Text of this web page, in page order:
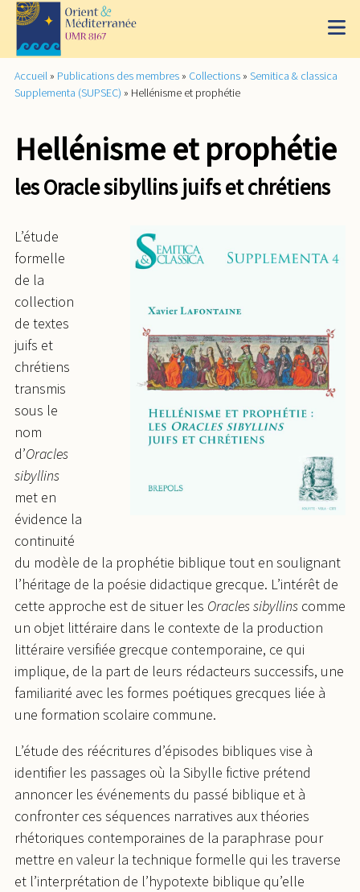
Accueil » Publications des membres » Collections » Semitica & classica
Supplementa (SUPSEC) » Hellénisme et prophétie
Hellénisme et prophétie
les Oracle sibyllins juifs et chrétiens
L’étude
formelle
de la
collection
de textes
juifs et
chrétiens
transmis
sous le
nom
d’Oracles
sibyllins
met en
évidence la
continuité
du modèle de la prophétie biblique tout en soulignant
l’héritage de la poésie didactique grecque. L’intérêt de
cette approche est de situer les Oracles sibyllins comme
un objet littéraire dans le contexte de la production
littéraire versifiée grecque contemporaine, ce qui
implique, de la part de leurs rédacteurs successifs, une
familiarité avec les formes poétiques grecques liée à
une formation scolaire commune.
L’étude des réécritures d’épisodes bibliques vise à
identifier les passages où la Sibylle fictive prétend
annoncer les événements du passé biblique et à
confronter ces séquences narratives aux théories
rhétoriques contemporaines de la paraphrase pour
mettre en valeur la technique formelle qui les traverse
et l’interprétation de l’hypotexte biblique qu’elle